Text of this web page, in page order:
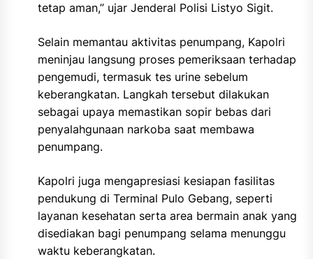
tetap aman,” ujar Jenderal Polisi Listyo Sigit.
Selain memantau aktivitas penumpang, Kapolri
meninjau langsung proses pemeriksaan terhadap
pengemudi, termasuk tes urine sebelum
keberangkatan. Langkah tersebut dilakukan
sebagai upaya memastikan sopir bebas dari
penyalahgunaan narkoba saat membawa
penumpang.
Kapolri juga mengapresiasi kesiapan fasilitas
pendukung di Terminal Pulo Gebang, seperti
layanan kesehatan serta area bermain anak yang
disediakan bagi penumpang selama menunggu
waktu keberangkatan.